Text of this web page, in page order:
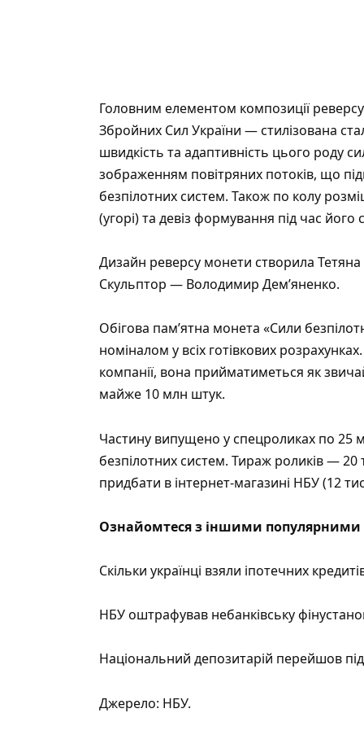
Головним елементом композиції
Збройних Сил України — стилізована
швидкість та адаптивність цього роду
зображенням повітряних потоків, що
безпілотних систем. Також по колу
(угорі) та девіз формування під час
Дизайн реверсу монети створила
Скульптор — Володимир Дем’яненко.
Обігова пам’ятна монета «Сили
номіналом у всіх готівкових
компанії, вона прийматиметься як
майже 10 млн штук.
Частину випущено у спецроликах по 25
безпілотних систем. Тираж роликів —
придбати в інтернет-магазині НБУ (12
Ознайомтеся з іншими популярними
Скільки українці взяли іпотечних
НБУ оштрафував небанківську
Національний депозитарій перейшов
Джерело: НБУ.